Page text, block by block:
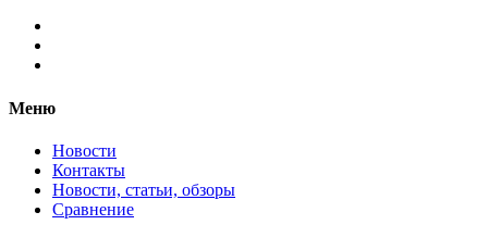
Меню
Новости
Контакты
Новости, статьи, обзоры
Сравнение